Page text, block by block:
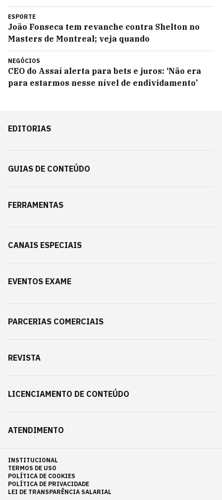
ESPORTE
João Fonseca tem revanche contra Shelton no
Masters de Montreal; veja quando
NEGÓCIOS
CEO do Assaí alerta para bets e juros: ‘Não era
para estarmos nesse nível de endividamento’
EDITORIAS
GUIAS DE CONTEÚDO
FERRAMENTAS
CANAIS ESPECIAIS
EVENTOS EXAME
PARCERIAS COMERCIAIS
REVISTA
LICENCIAMENTO DE CONTEÚDO
ATENDIMENTO
INSTITUCIONAL
TERMOS DE USO
POLÍTICA DE COOKIES
POLÍTICA DE PRIVACIDADE
LEI DE TRANSPARÊNCIA SALARIAL